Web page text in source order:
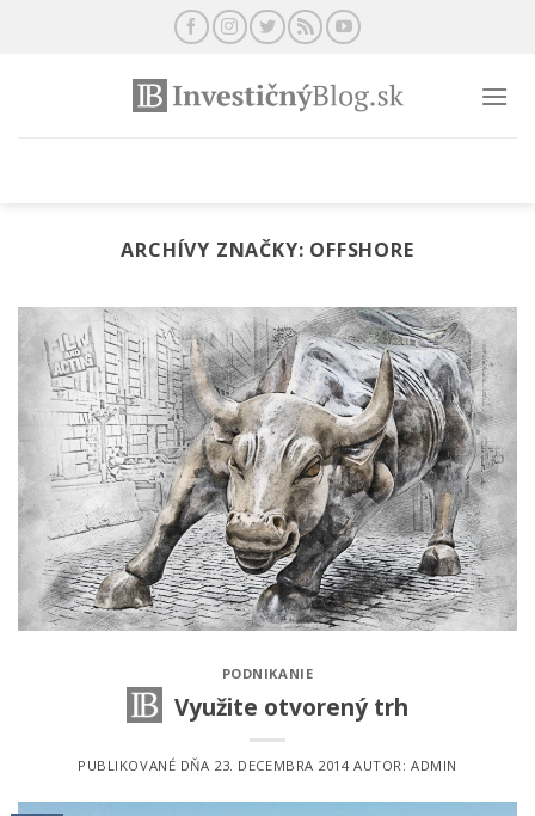
ARCHÍVY ZNAČKY: OFFSHORE
PODNIKANIE
Využite otvorený trh
PUBLIKOVANÉ DŇA 23. DECEMBRA 2014AUTOR:ADMIN